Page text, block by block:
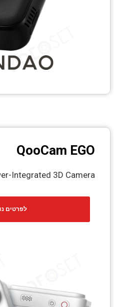
QooCam EGO
Integrated 3D Camera
לפרטים